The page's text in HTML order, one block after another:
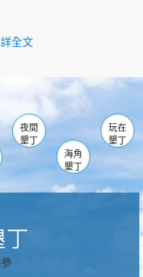
詳全文
南仁湖
佳樂水
森林遊樂區
墾管處遊客中心
社頂公園 風吹沙
船帆石 龍磐公園
香蕉灣
砂島
鵝鑾鼻
夜間
墾丁
海角
墾丁
玩在
墾丁